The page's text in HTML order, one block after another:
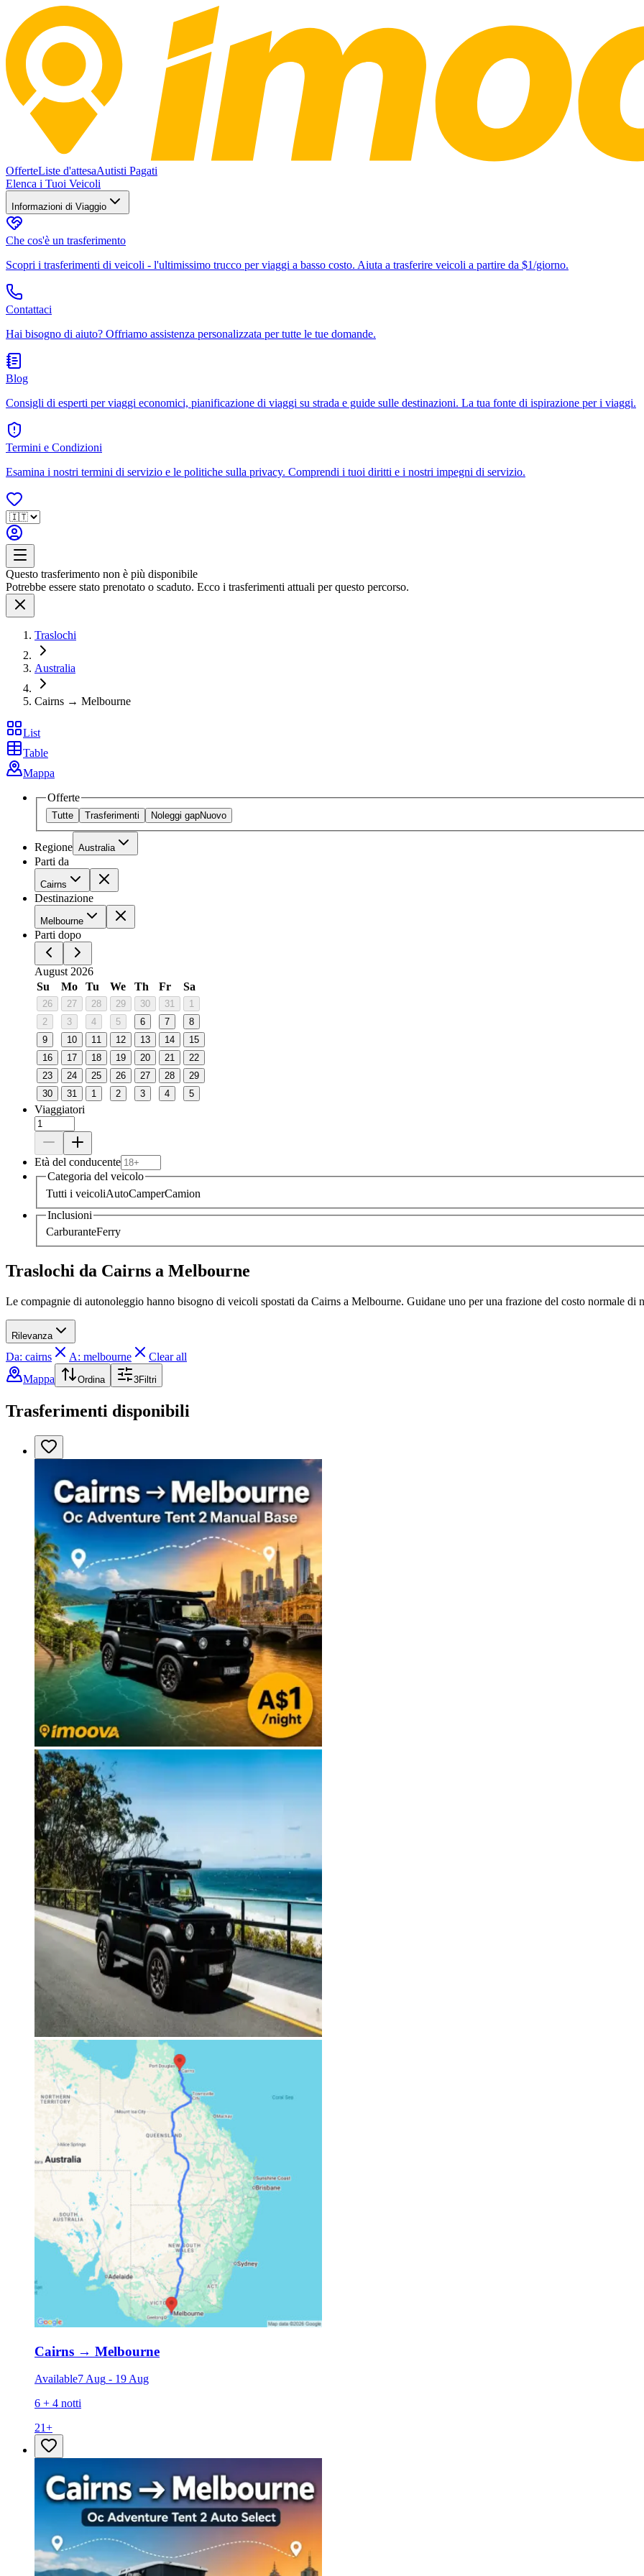
OfferteListe d'attesaAutisti Pagati
Elenca i Tuoi Veicoli
Informazioni di Viaggio
Che cos'è un trasferimento
Scopri i trasferimenti di veicoli - l'ultimissimo trucco per viaggi a basso costo. Aiuta a trasferire veicoli a partire da $1/giorno.
Contattaci
Hai bisogno di aiuto? Offriamo assistenza personalizzata per tutte le tue domande.
Blog
Consigli di esperti per viaggi economici, pianificazione di viaggi su strada e guide sulle destinazioni. La tua fonte di ispirazione per i viaggi.
Termini e Condizioni
Esamina i nostri termini di servizio e le politiche sulla privacy. Comprendi i tuoi diritti e i nostri impegni di servizio.
Questo trasferimento non è più disponibile
Potrebbe essere stato prenotato o scaduto. Ecco i trasferimenti attuali per questo percorso.
Traslochi
Australia
Cairns → Melbourne
List
Table
Mappa
Offerte
Tutte Trasferimenti Noleggi gapNuovo
Regione Australia
Parti da
Cairns
Destinazione
Melbourne
Parti dopo
August 2026
Su
Mo Tu We Th Fr Sa
26 27 28 29 30 31
1
2
3 4 5 6 7
8
9
10 11 12 13 14
15
16
17 18 19 20 21
22
23
24 25 26 27 28
29
30
31 1 2 3 4 5
Viaggiatori
Età del conducente
Categoria del veicolo
Tutti i veicoliAutoCamperCamion
Inclusioni
CarburanteFerry
Traslochi da Cairns a Melbourne
Le compagnie di autonoleggio hanno bisogno di veicoli spostati da Cairns a Melbourne. Guidane uno per una frazione del costo normale di
Rilevanza
Da: cairns A: melbourne
Clear all
Mappa
Ordina 3Filtri
Trasferimenti disponibili
Cairns → Melbourne
Available7 Aug - 19 Aug
6 + 4 notti
21+